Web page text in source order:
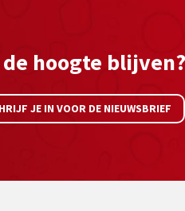
de hoogte blijven?
JE IN VOOR DE NIEUWSBRIEF